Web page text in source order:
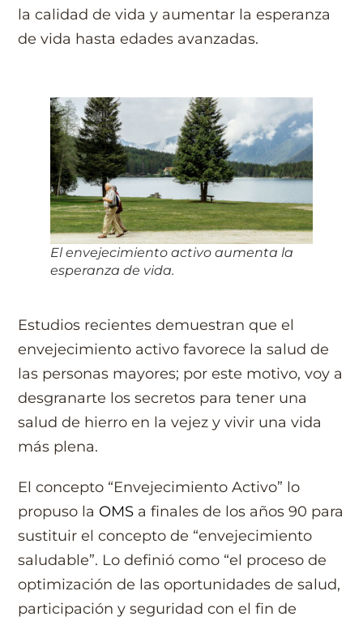
la calidad de vida y aumentar la esperanza
de vida hasta edades avanzadas.
El envejecimiento activo aumenta la
esperanza de vida.
Estudios recientes demuestran que el
envejecimiento activo favorece la salud de
las personas mayores; por este motivo, voy a
desgranarte los secretos para tener una
salud de hierro en la vejez y vivir una vida
más plena.
El concepto “Envejecimiento Activo” lo
propuso la OMS a finales de los años 90 para
sustituir el concepto de “envejecimiento
saludable”. Lo definió como “el proceso de
optimización de las oportunidades de salud,
participación y seguridad con el fin de